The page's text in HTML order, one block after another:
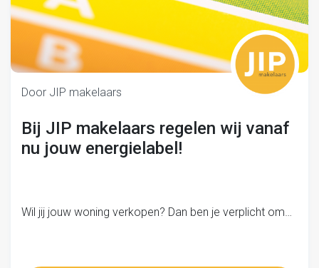
Door JIP makelaars
Bij JIP makelaars regelen wij vanaf
nu jouw energielabel!
Wil jij jouw woning verkopen? Dan ben je verplicht om…